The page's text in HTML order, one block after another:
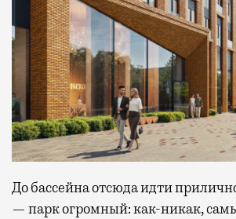
До бассейна отсюда идти
— парк огромный: как-никак,